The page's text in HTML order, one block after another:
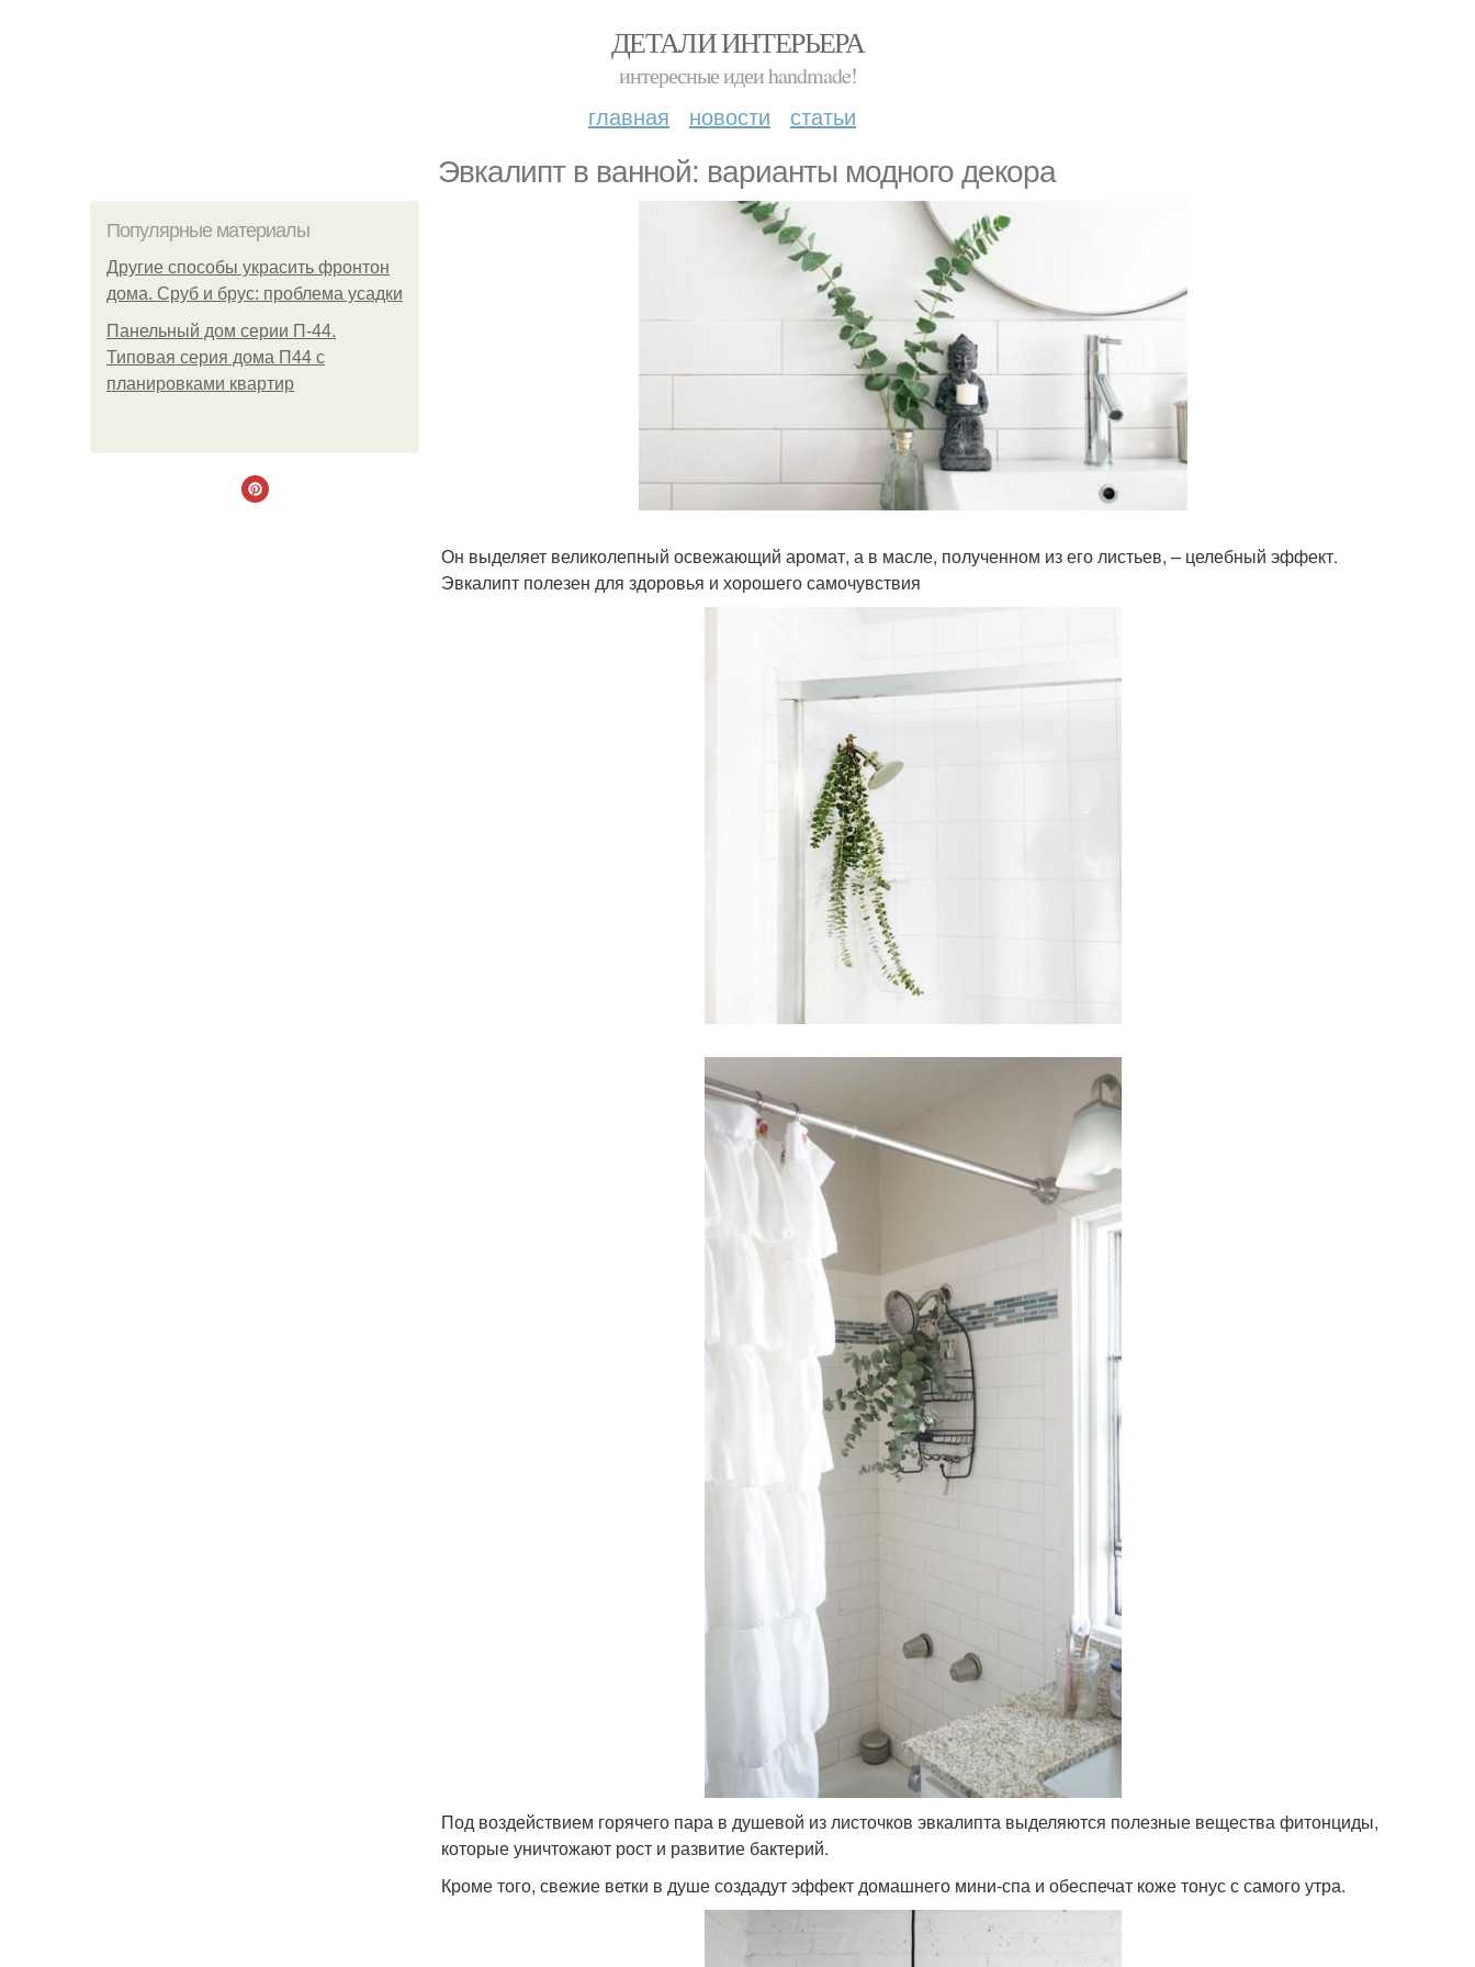
ДЕТАЛИ ИНТЕРЬЕРА
интересные идеи handmade!
главная новости статьи
Эвкалипт в ванной: варианты модного декора
Популярные материалы
Другие способы украсить фронтон
дома. Сруб и брус: проблема усадки
Панельный дом серии П-44.
Типовая серия дома П44 с
планировками квартир
Он выделяет великолепный освежающий аромат, а в масле, полученном из его листьев, – целебный эффект.
Эвкалипт полезен для здоровья и хорошего самочувствия
Под воздействием горячего пара в душевой из листочков эвкалипта выделяются полезные вещества фитонциды,
которые уничтожают рост и развитие бактерий.
Кроме того, свежие ветки в душе создадут эффект домашнего мини-спа и обеспечат коже тонус с самого утра.